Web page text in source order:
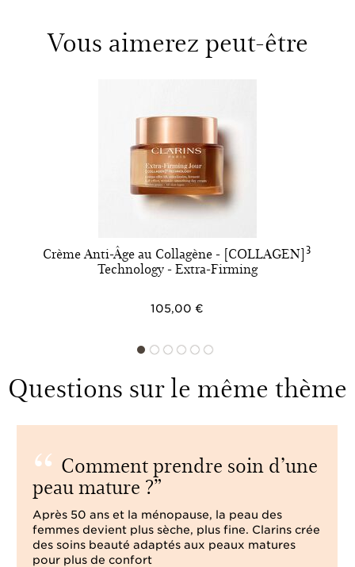
Vous aimerez peut-être
Crème Anti-Âge au Collagène - [COLLAGEN]³
Technology - Extra-Firming
105,00 €
Questions sur le même thème
Comment prendre soin d’une
peau mature ?
Après 50 ans et la ménopause, la peau des
femmes devient plus sèche, plus fine. Clarins crée
des soins beauté adaptés aux peaux matures
pour plus de confort